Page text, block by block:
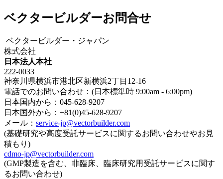
ベクタービルダーお問合せ
ベクタービルダー・ジャパン
株式会社
日本法人本社
222-0033
神奈川県横浜市港北区新横浜2丁目12-16
電話でのお問い合わせ：(日本標準時 9:00am - 6:00pm)
日本国内から：045-628-9207
日本国外から：+81(0)45-628-9207
メール： service-jp@vectorbuilder.com
(基礎研究や高度受託サービスに関するお問い合わせやお見
積もり)
cdmo-jp@vectorbuilder.com
(GMP製造を含む、非臨床、臨床研究用受託サービスに関す
るお問い合わせ)